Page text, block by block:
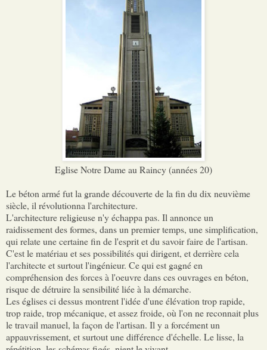
Eglise Notre Dame au Raincy (années 20)
Le béton armé fut la grande découverte de la fin du dix neuvième
siècle, il révolutionna l'architecture.
L'architecture religieuse n'y échappa pas. Il annonce un
raidissement des formes, dans un premier temps, une simplification,
qui relate une certaine fin de l'esprit et du savoir faire de l'artisan.
C'est le matériau et ses possibilités qui dirigent, et derrière cela
l'architecte et surtout l'ingénieur. Ce qui est gagné en
compréhension des forces à l'oeuvre dans ces ouvrages en béton,
risque de détruire la sensibilité liée à la démarche.
Les églises ci dessus montrent l'idée d'une élévation trop rapide,
trop raide, trop mécanique, et assez froide, où l'on ne reconnait plus
le travail manuel, la façon de l'artisan. Il y a forcément un
appauvrissement, et surtout une différence d'échelle. Le lisse, la